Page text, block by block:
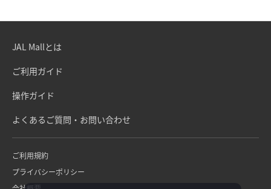
JAL Mallとは
ご利用ガイド
操作ガイド
よくあるご質問・お問い合わせ
ご利用規約
プライバシーポリシー